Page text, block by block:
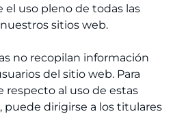
uso pleno de todas las
sitios web.
no recopilan información
del sitio web. Para
respecto al uso de estas
puede dirigirse a los titulares